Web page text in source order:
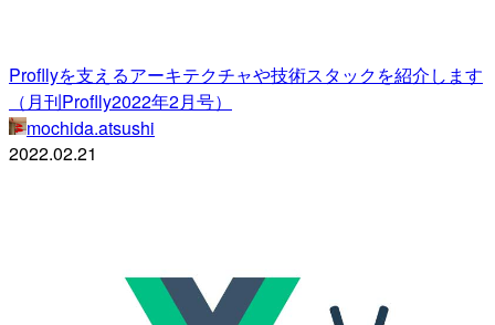
Profllyを支えるアーキテクチャや技術スタックを紹介します
（月刊Proflly2022年2月号）
mochida.atsushi
2022.02.21